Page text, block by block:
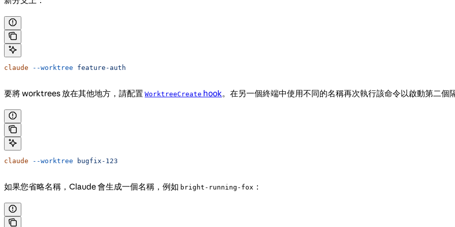
claude --worktree feature-auth
要將 worktrees 放在其他地方，請配置 WorktreeCreate hook。在另一個終端中使用不同的名稱再次執行該命令以啟動第二個
claude --worktree bugfix-123
如果您省略名稱，Claude 會生成一個名稱，例如 bright-running-fox ：